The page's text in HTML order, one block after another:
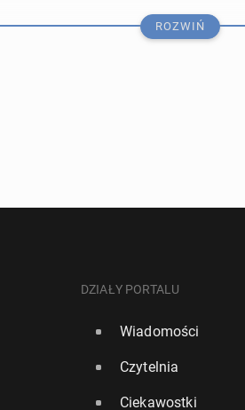
Ran­kin­gi WTA i ATP:
ROZWIŃ
DZIAŁY PORTALU
Wiadomości
Czytelnia
Ciekawostki